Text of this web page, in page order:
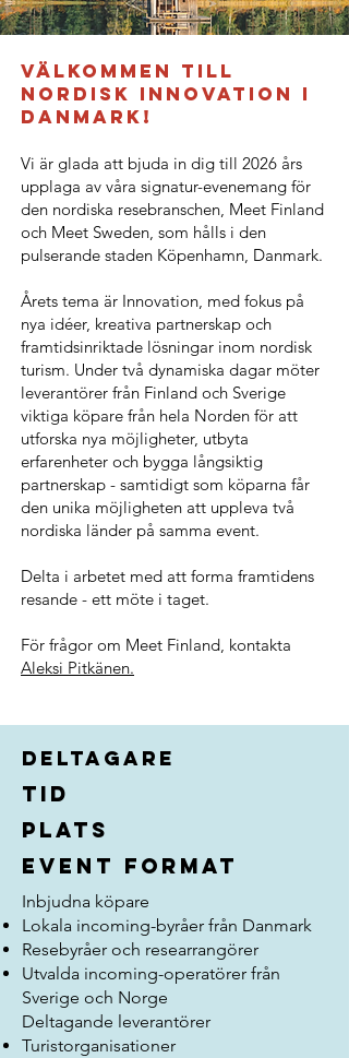
Välkommen till
Nordisk innovation i
Danmark!
Vi är glada att bjuda in dig till 2026 års
upplaga av våra signatur-evenemang för
den nordiska resebranschen, Meet Finland
och Meet Sweden, som hålls i den
pulserande staden Köpenhamn, Danmark.
Årets tema är Innovation, med fokus på
nya idéer, kreativa partnerskap och
framtidsinriktade lösningar inom nordisk
turism. Under två dynamiska dagar möter
leverantörer från Finland och Sverige
viktiga köpare från hela Norden för att
utforska nya möjligheter, utbyta
erfarenheter och bygga långsiktig
partnerskap - samtidigt som köparna får
den unika möjligheten att uppleva två
nordiska länder på samma event.
Delta i arbetet med att forma framtidens
resande - ett möte i taget.
För frågor om Meet Finland, kontakta
Aleksi Pitkänen.
Deltagare
Tid
Plats
event format
Inbjudna köpare
Lokala incoming-byråer från Danmark
Resebyråer och researrangörer
Utvalda incoming-operatörer från
Sverige och Norge
Deltagande leverantörer
Turistorganisationer